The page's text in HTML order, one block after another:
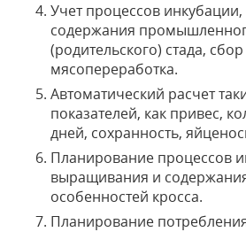
Учет процессов
содержания
(родительского) стада,
мясопереработка.
Автоматический расчет
показателей, как привес,
дней, сохранность,
Планирование процессов
выращивания и
особенностей кросса.
Планирование